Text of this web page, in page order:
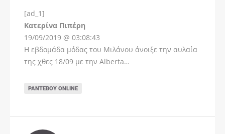
[ad_1]
Kατερίνα Πιπέρη
19/09/2019 @ 03:08:43
Η εβδομάδα μόδας του Μιλάνου άνοιξε την αυλαία
της χθες 18/09 με την Alberta…
ΡΑΝΤΕΒΟΎ ONLINE